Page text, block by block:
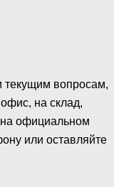
текущим вопросам,
на склад,
на официальном
или оставляйте